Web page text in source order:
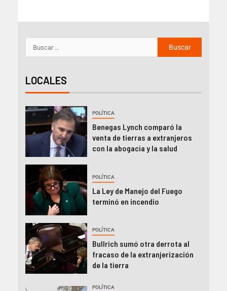
LOCALES
POLÍTICA
Benegas Lynch comparó la
venta de tierras a extranjeros
con la abogacía y la salud
POLÍTICA
La Ley de Manejo del Fuego
terminó en incendio
POLÍTICA
Bullrich sumó otra derrota al
fracaso de la extranjerización
de la tierra
POLÍTICA